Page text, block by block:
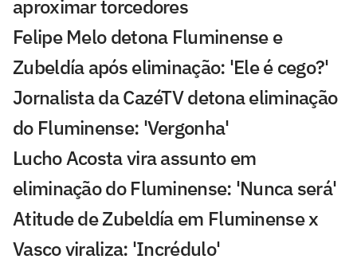
aproximar torcedores
Felipe Melo detona Fluminense e
Zubeldía após eliminação: 'Ele é cego?'
Jornalista da CazéTV detona eliminação
do Fluminense: 'Vergonha'
Lucho Acosta vira assunto em
eliminação do Fluminense: 'Nunca será'
Atitude de Zubeldía em Fluminense x
Vasco viraliza: 'Incrédulo'